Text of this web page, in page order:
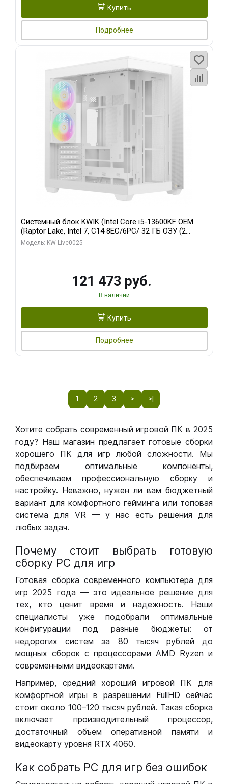
Купить
Подробнее
Системный блок KWIK (Intel Core i5-13600KF OEM
(Raptor Lake, Intel 7, C14 8EC/6PC/ 32 ГБ ОЗУ (2
модуля)/ Gigabyte RTX5060 WINDFORCE OC 8GB
Модель: KW-Live0025
121 473 руб.
В наличии
Купить
Подробнее
1 2 3 > >|
Хотите собрать современный игровой ПК в 2025
году? Наш магазин предлагает готовые сборки
хорошего ПК для игр любой сложности. Мы
подбираем оптимальные компоненты,
обеспечиваем профессиональную сборку и
настройку. Неважно, нужен ли вам бюджетный
вариант для комфортного гейминга или топовая
система для VR — у нас есть решения для
любых задач.
Почему стоит выбрать готовую
сборку РС для игр
Готовая сборка современного компьютера для
игр 2025 года — это идеальное решение для
тех, кто ценит время и надежность. Наши
специалисты уже подобрали оптимальные
конфигурации под разные бюджеты: от
недорогих систем за 80 тысяч рублей до
мощных сборок с процессорами AMD Ryzen и
современными видеокартами.
Например, средний хороший игровой ПК для
комфортной игры в разрешении FullHD сейчас
стоит около 100–120 тысяч рублей. Такая сборка
включает производительный процессор,
достаточный объем оперативной памяти и
видеокарту уровня RTX 4060.
Как собрать РС для игр без ошибок